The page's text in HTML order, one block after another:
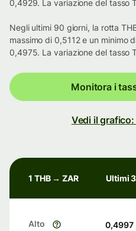
0,4929. La variazione del tasso
Negli ultimi 90 giorni, la rotta
massimo di 0,5112 e un minimo
0,4975. La variazione del tasso
Monitora i
Vedi il
1 THB → ZAR Ultimi
Alto 0,4997